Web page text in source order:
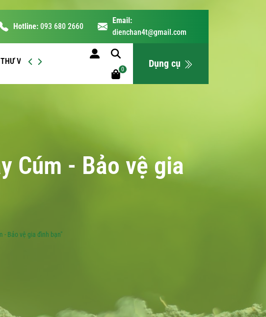
Hotline: 093 680 2660
Email:
dienchan4t@gmail.com
THƯ VIỆN
0 Dụng cụ
Cúm - Bảo vệ gia
- Bảo vệ gia đình bạn"